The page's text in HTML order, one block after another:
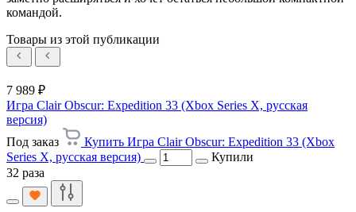
командой.
Товары из этой публикации
7 989 ₽
Игра Clair Obscur: Expedition 33 (Xbox Series X, русская
версия)
Под заказ
Купить Игра Clair Obscur: Expedition 33 (Xbox
Series X, русская версия)
Купили
32 раза